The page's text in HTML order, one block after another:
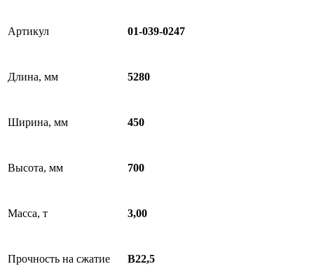
Артикул 01-039-0247
Длина, мм 5280
Ширина, мм 450
Высота, мм 700
Масса, т 3,00
Прочность на сжатие В22,5